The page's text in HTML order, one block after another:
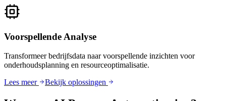
Voorspellende Analyse
Transformeer bedrijfsdata naar voorspellende inzichten voor
onderhoudsplanning en resourceoptimalisatie.
Lees meer
Bekijk oplossingen